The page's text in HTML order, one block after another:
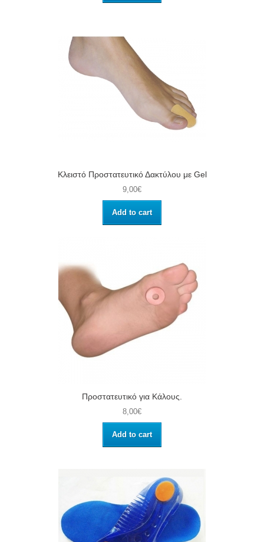
Κλειστό Προστατευτικό Δακτύλου με Gel
9,00€
Add to cart
Προστατευτικό για Κάλους.
8,00€
Add to cart